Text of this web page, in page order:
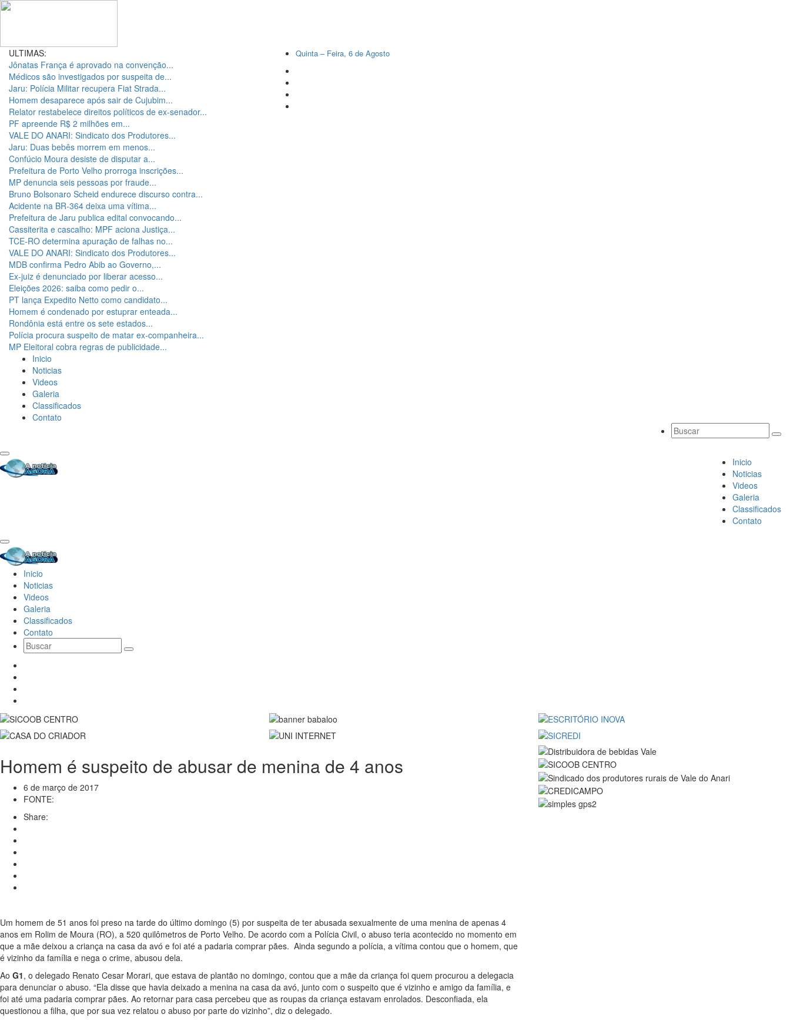
ULTIMAS:
Jônatas França é aprovado na convenção...
Médicos são investigados por suspeita de...
Jaru: Polícia Militar recupera Fiat Strada...
Homem desaparece após sair de Cujubim...
Relator restabelece direitos políticos de ex-senador...
PF apreende R$ 2 milhões em...
VALE DO ANARI: Sindicato dos Produtores...
Jaru: Duas bebês morrem em menos...
Confúcio Moura desiste de disputar a...
Prefeitura de Porto Velho prorroga inscrições...
MP denuncia seis pessoas por fraude...
Bruno Bolsonaro Scheid endurece discurso contra...
Acidente na BR-364 deixa uma vítima...
Prefeitura de Jaru publica edital convocando...
Cassiterita e cascalho: MPF aciona Justiça...
TCE-RO determina apuração de falhas no...
VALE DO ANARI: Sindicato dos Produtores...
MDB confirma Pedro Abib ao Governo,...
Ex-juiz é denunciado por liberar acesso...
Eleições 2026: saiba como pedir o...
PT lança Expedito Netto como candidato...
Homem é condenado por estuprar enteada...
Rondônia está entre os sete estados...
Polícia procura suspeito de matar ex-companheira...
MP Eleitoral cobra regras de publicidade...
Quinta – Feira, 6 de Agosto
Inicio
Noticias
Videos
Galeria
Classificados
Contato
Inicio
Noticias
Videos
Galeria
Classificados
Contato
Inicio
Noticias
Videos
Galeria
Classificados
Contato
Homem é suspeito de abusar de menina de 4 anos
6 de março de 2017
FONTE:
Share:
Um homem de 51 anos foi preso na tarde do último domingo (5) por suspeita de ter abusada sexualmente de uma menina de apenas 4
anos em Rolim de Moura (RO), a 520 quilômetros de Porto Velho. De acordo com a Polícia Civil, o abuso teria acontecido no momento em
que a mãe deixou a criança na casa da avó e foi até a padaria comprar pães. Ainda segundo a polícia, a vítima contou que o homem, que
é vizinho da família e nega o crime, abusou dela.
Ao G1, o delegado Renato Cesar Morari, que estava de plantão no domingo, contou que a mãe da criança foi quem procurou a delegacia
para denunciar o abuso. “Ela disse que havia deixado a menina na casa da avó, junto com o suspeito que é vizinho e amigo da família, e
foi até uma padaria comprar pães. Ao retornar para casa percebeu que as roupas da criança estavam enrolados. Desconfiada, ela
questionou a filha, que por sua vez relatou o abuso por parte do vizinho”, diz o delegado.